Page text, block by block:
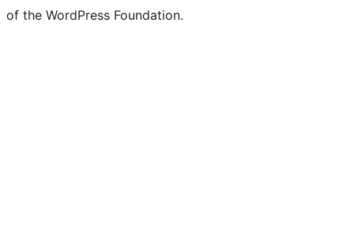
of the WordPress Foundation.